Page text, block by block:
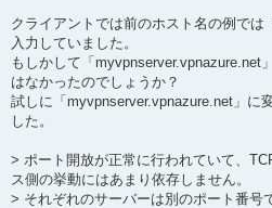
クライアントでは前のホスト名の例では
入力していました。
もしかして「myvpnserver.vpnazure.net
はなかったのでしょうか？
試しに「myvpnserver.vpnazure.net」に
した。
> ポート開放が正常に行われていて、
ス側の挙動にはあまり依存しません。
> それぞれのサーバーは別のポート番号